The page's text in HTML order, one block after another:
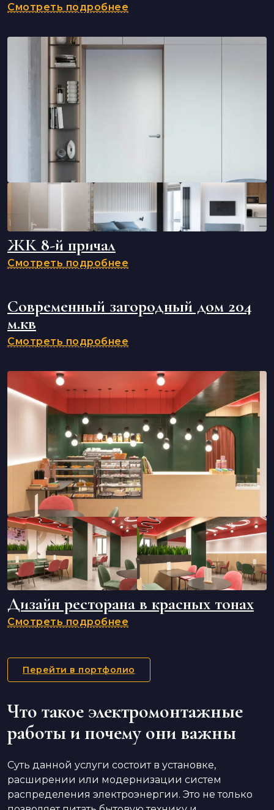
Смотреть подробнее
ЖК 8-й причал
Смотреть подробнее
Современный загородный дом 204
м.кв
Смотреть подробнее
Дизайн ресторана в красных тонах
Смотреть подробнее
Перейти в портфолио
Что такое электромонтажные
работы и почему они важны
Суть данной услуги состоит в установке,
расширении или модернизации систем
распределения электроэнергии. Это не только